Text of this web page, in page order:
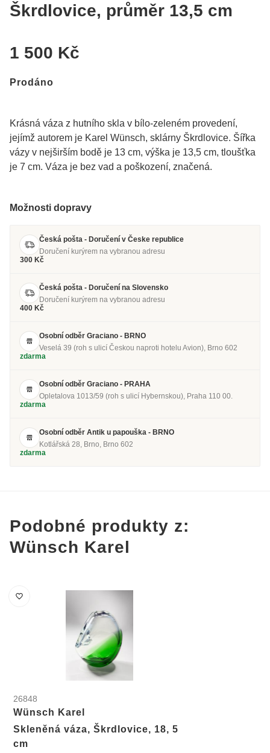
Škrdlovice, průměr 13,5 cm
1 500 Kč
Prodáno
Krásná váza z hutního skla v bílo-zeleném provedení,
jejímž autorem je Karel Wünsch, sklárny Škrdlovice. Šířka
vázy v nejširším bodě je 13 cm, výška je 13,5 cm, tloušťka
je 7 cm. Váza je bez vad a poškození, značená.
Možnosti dopravy
Česká pošta - Doručení v Česke republice
Doručení kurýrem na vybranou adresu
300 Kč
Česká pošta - Doručení na Slovensko
Doručení kurýrem na vybranou adresu
400 Kč
Osobní odběr Graciano - BRNO
Veselá 39 (roh s ulicí Českou naproti hotelu Avion), Brno 602
zdarma
Osobní odběr Graciano - PRAHA
Opletalova 1013/59 (roh s ulicí Hybernskou), Praha 110 00.
zdarma
Osobní odběr Antik u papouška - BRNO
Kotlářská 28, Brno, Brno 602
zdarma
Podobné produkty z:
Wünsch Karel
26848
Wünsch Karel
Skleněná váza, Škrdlovice, 18, 5
cm